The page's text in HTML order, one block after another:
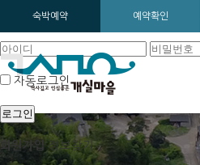
숙박예약 예약확인
자동로그인
회원가입 정보찾기